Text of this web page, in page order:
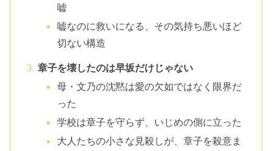
嘘
嘘なのに救いになる、その気持ち悪いほど
切ない構造
章子を壊したのは早坂だけじゃない
母・文乃の沈黙は愛の欠如ではなく限界だ
った
学校は章子を守らず、いじめの側に立った
大人たちの小さな見殺しが、章子を殺意ま